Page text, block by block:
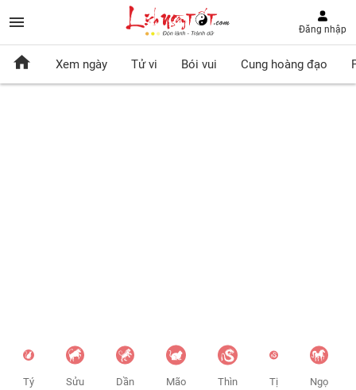
Đăng nhập
Xem ngày Tử vi Bói vui Cung hoàng đạo
Tý Sửu Dần Mão Thìn Tị Ngọ